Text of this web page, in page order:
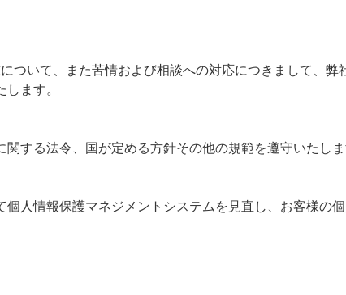
ついて、また苦情および相談への対応につきまして、弊
ます。
する法令、国が定める方針その他の規範を遵守いたしま
人情報保護マネジメントシステムを見直し、お客様の